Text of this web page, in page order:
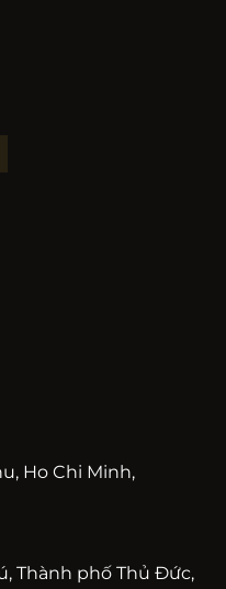
Ho Chi Minh,
Thành phố Thủ Đức,